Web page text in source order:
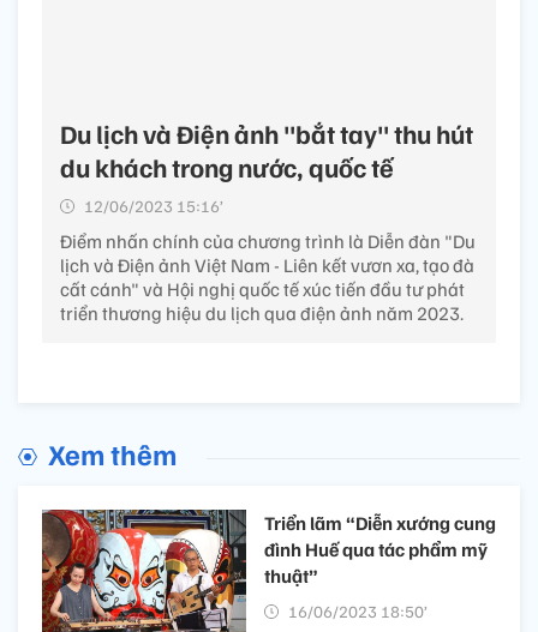
Du lịch và Điện ảnh "bắt tay" thu hút
du khách trong nước, quốc tế
12/06/2023 15:16’
Điểm nhấn chính của chương trình là Diễn đàn "Du
lịch và Điện ảnh Việt Nam - Liên kết vươn xa, tạo đà
cất cánh" và Hội nghị quốc tế xúc tiến đầu tư phát
triển thương hiệu du lịch qua điện ảnh năm 2023.
Xem thêm
Triển lãm “Diễn xướng cung
đình Huế qua tác phẩm mỹ
thuật”
16/06/2023 18:50’